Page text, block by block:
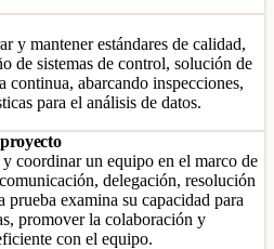
y mantener estándares de calidad,
de sistemas de control, solución de
continua, abarcando inspecciones,
para el análisis de datos.
coordinar un equipo en el marco de
delegación, resolución
examina su capacidad para
promover la colaboración y
con el equipo.